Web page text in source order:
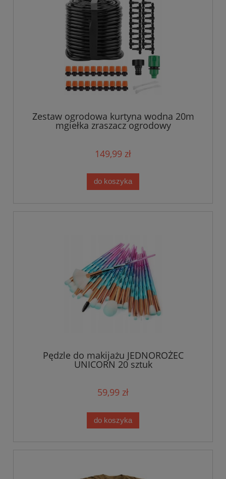
Zestaw ogrodowa kurtyna wodna 20m
mgiełka zraszacz ogrodowy
149,99 zł
do koszyka
Pędzle do makijażu JEDNOROŻEC
UNICORN 20 sztuk
59,99 zł
do koszyka